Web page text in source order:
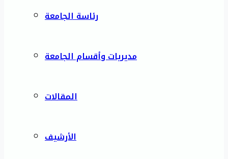
رئاسة الجامعة
مديريات وأقسام الجامعة
المقالات
الأرشيف